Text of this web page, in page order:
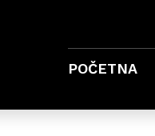
POČETNA